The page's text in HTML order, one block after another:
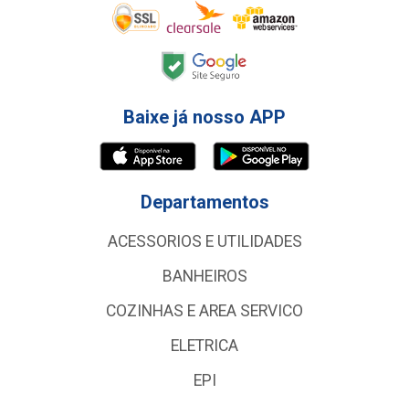
Baixe já nosso APP
Departamentos
ACESSORIOS E UTILIDADES
BANHEIROS
COZINHAS E AREA SERVICO
ELETRICA
EPI